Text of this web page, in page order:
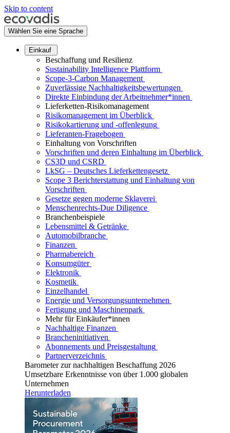
Skip to content
Wählen Sie eine Sprache
Einkauf
Beschaffung und Resilienz
Sustainability Intelligence Plattform
Scope-3-Carbon Management
Zuverlässige Nachhaltigkeitsbewertungen
Direkte Einbindung der Arbeitnehmer*innen
Lieferketten-Risikomanagement
Risikomanagement im Überblick
Risikokartierung und -offenlegung
Lieferanten-Fragebogen
Einhaltung von Vorschriften
Vorschriften und deren Einhaltung im Überblick
CS3D und CSRD
LkSG – Deutsches Lieferkettengesetz
Scope 3 Berichterstattung und Einhaltung von
Vorschriften
Gesetze gegen moderne Sklaverei
Menschenrechts-Due Diligence
Branchenbeispiele
Lebensmittel & Getränke
Automobilbranche
Finanzen
Pharmabereich
Konsumgüter
Elektronik
Kosmetik
Einzelhandel
Energie und Versorgungsunternehmen
Fertigung und Maschinenpark
Mehr für Einkäufer*innen
Nachhaltige Finanzen
Brancheninitiativen
Abonnements und Preisgestaltung
Partnerverzeichnis
Barometer zur nachhaltigen Beschaffung 2026
Umsetzbare Erkenntnisse von über 1.000 globalen
Unternehmen
Herunterladen